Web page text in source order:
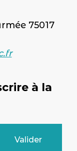
75017
à la